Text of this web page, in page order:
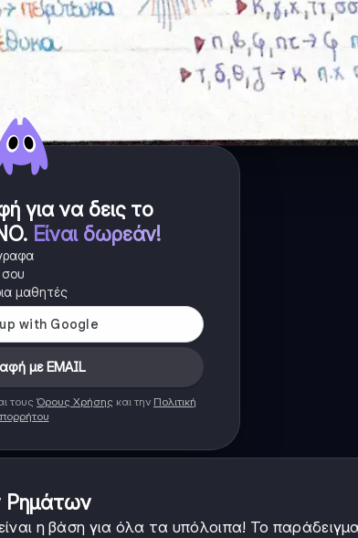
για να δεις το
. Είναι δωρεάν!
μαθητές
με EMAIL
τους Όρους Χρήσης και την Πολιτική
Ρημάτων
η βάση για όλα τα υπόλοιπα! Το